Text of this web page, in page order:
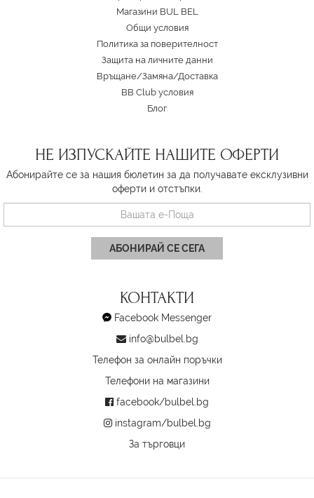
Магазини BUL BEL
Oбщи условия
Политика за поверителност
Защита на личните данни
Връщане/Замяна/Доставка
BB Club условия
Блог
НЕ ИЗПУСКАЙТЕ НАШИТЕ ОФЕРТИ
Абонирайте се за нашия бюлетин за да получавате ексклузивни
оферти и отстъпки.
АБОНИРАЙ СЕ СЕГА
КОНТАКТИ
Facebook Messenger
info@bulbel.bg
Телефон за онлайн поръчки
Телефони на магазини
facebook/bulbel.bg
instagram/bulbel.bg
За търговци